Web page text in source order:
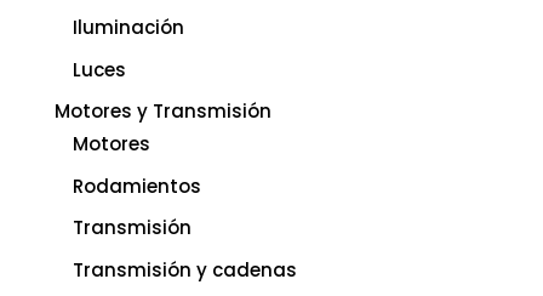
Iluminación
Luces
Motores y Transmisión
Motores
Rodamientos
Transmisión
Transmisión y cadenas